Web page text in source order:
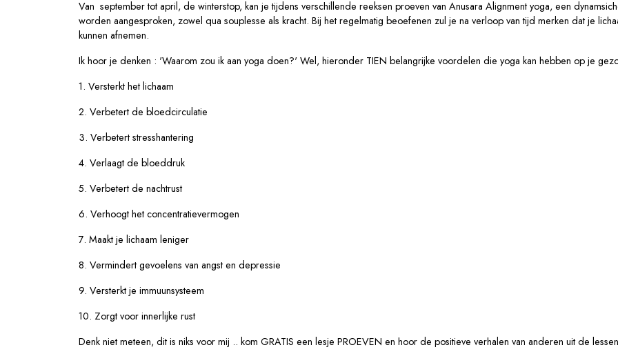
Van september tot april, de winterstop, kan je tijdens verschillende reeksen proeven van Anusara Alignment yoga, een
worden aangesproken, zowel qua souplesse als kracht. Bij het regelmatig beoefenen zul je na verloop van tijd merken dat je
kunnen afnemen.
Ik hoor je denken : 'Waarom zou ik aan yoga doen?' Wel, hieronder TIEN belangrijke voordelen die yoga kan hebben op je
1. Versterkt het lichaam
2. Verbetert de bloedcirculatie
3. Verbetert stresshantering
4. Verlaagt de bloeddruk
5. Verbetert de nachtrust
6. Verhoogt het concentratievermogen
7. Maakt je lichaam leniger
8. Vermindert gevoelens van angst en depressie
9. Versterkt je immuunsysteem
10. Zorgt voor innerlijke rust
Denk niet meteen, dit is niks voor mij .. kom GRATIS een lesje PROEVEN en hoor de positieve verhalen van anderen uit de